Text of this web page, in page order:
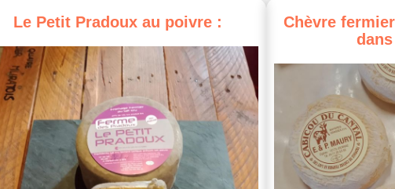
Le Petit Pradoux au poivre : Chèvre fermier
dans